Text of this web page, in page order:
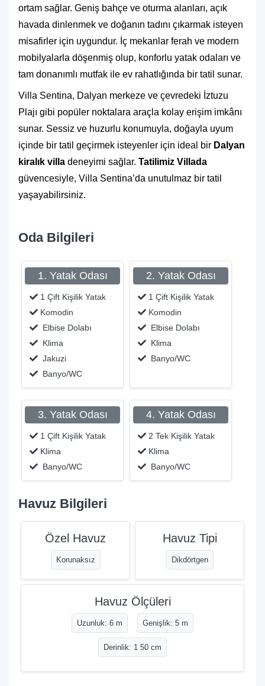
ortam sağlar. Geniş bahçe ve oturma alanları, açık
havada dinlenmek ve doğanın tadını çıkarmak isteyen
misafirler için uygundur. İç mekanlar ferah ve modern
mobilyalarla döşenmiş olup, konforlu yatak odaları ve
tam donanımlı mutfak ile ev rahatlığında bir tatil sunar.
Villa Sentina, Dalyan merkeze ve çevredeki İztuzu
Plajı gibi popüler noktalara araçla kolay erişim imkânı
sunar. Sessiz ve huzurlu konumuyla, doğayla uyum
içinde bir tatil geçirmek isteyenler için ideal bir Dalyan
kiralık villa deneyimi sağlar. Tatilimiz Villada
güvencesiyle, Villa Sentina’da unutulmaz bir tatil
yaşayabilirsiniz.
Oda Bilgileri
1. Yatak Odası
1 Çift Kişilik Yatak
Komodin
Elbise Dolabı
Klima
Jakuzi
Banyo/WC
2. Yatak Odası
1 Çift Kişilik Yatak
Komodin
Elbise Dolabı
Klima
Banyo/WC
3. Yatak Odası
1 Çift Kişilik Yatak
Klima
Banyo/WC
4. Yatak Odası
2 Tek Kişilik Yatak
Klima
Banyo/WC
Havuz Bilgileri
Özel Havuz
Korunaksız
Havuz Tipi
Dikdörtgen
Havuz Ölçüleri
Uzunluk: 6 m Genişlik: 5 m
Derinlik: 1 50 cm